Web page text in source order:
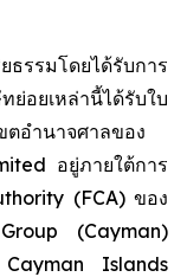
รรมโดยได้รับการ
อยเหล่านี้ได้รับใบ
ตอำนาจศาลของ
อยู่ภายใต้การ
(FCA) ของ
(Cayman)
Cayman Islands